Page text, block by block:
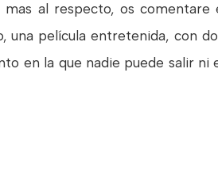
al respecto, os
una película entretenida, con
en la que nadie puede salir